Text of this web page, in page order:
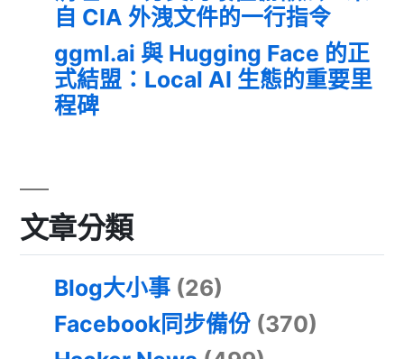
自 CIA 外洩文件的一行指令
ggml.ai 與 Hugging Face 的正
式結盟：Local AI 生態的重要里
程碑
文章分類
Blog大小事 (26)
Facebook同步備份 (370)